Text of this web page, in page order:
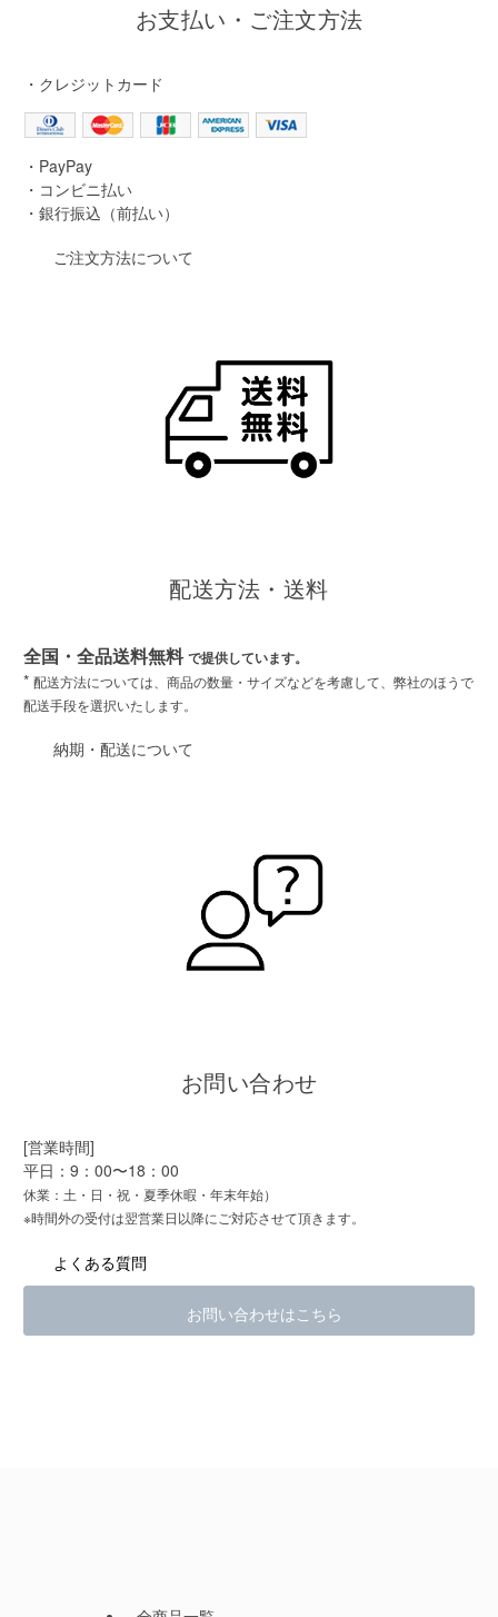
お支払い・ご注文方法
・クレジットカード
・PayPay
・コンビニ払い
・銀行振込（前払い）
ご注文方法について
配送方法・送料
全国・全品送料無料 で提供しています。
* 配送方法については、商品の数量・サイズなどを考慮して、弊社のほうで
配送手段を選択いたします。
納期・配送について
お問い合わせ
[営業時間]
平日：9：00〜18：00
休業：土・日・祝・夏季休暇・年末年始）
※時間外の受付は翌営業日以降にご対応させて頂きます。
よくある質問
お問い合わせはこちら